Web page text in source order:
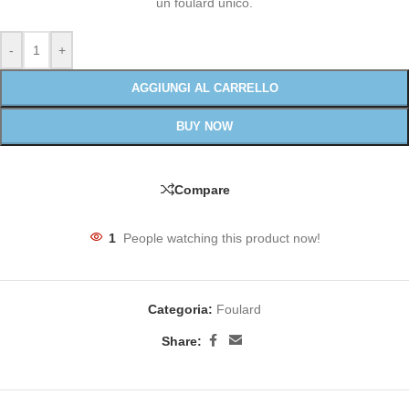
un foulard unico.
- +
AGGIUNGI AL CARRELLO
BUY NOW
Compare
1 People watching this product now!
Categoria: Foulard
Share: